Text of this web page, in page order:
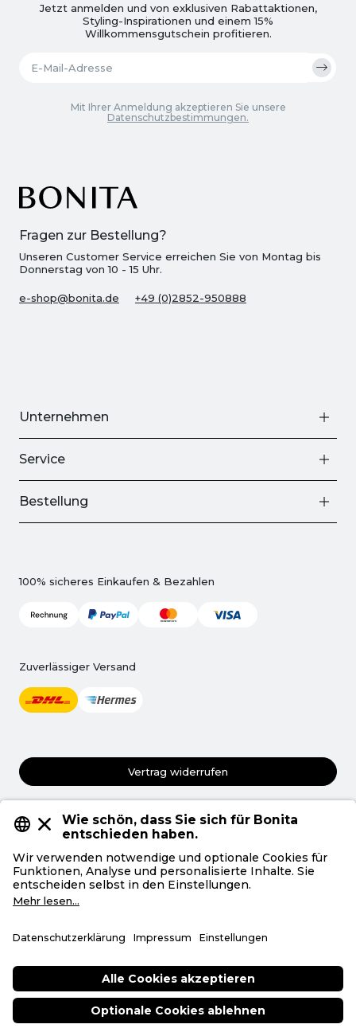
Fragen zur Bestellung?
Unseren Customer Service erreichen Sie von Montag bis
Donnerstag von 10 - 15 Uhr.
e-shop@bonita.de +49 (0)2852-950888
Jetzt anmelden und von exklusiven Rabattaktionen,
Styling-Inspirationen und einem 15%
Willkommensgutschein profitieren.
Mit Ihrer Anmeldung akzeptieren Sie unsere
Datenschutzbestimmungen.
Unternehmen
Service
Bestellung
100% sicheres Einkaufen & Bezahlen
Zuverlässiger Versand
Vertrag widerrufen
AGB
Datenschutz
Privatsphäre
Deutsch